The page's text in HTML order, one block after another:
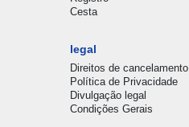
Cesta
legal
Direitos de cancelamento
Política de Privacidade
Divulgação legal
Condições Gerais